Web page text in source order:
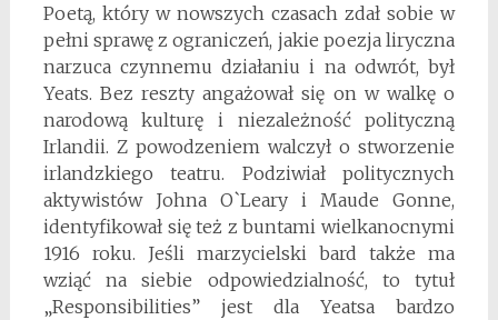
Poetą, który w nowszych czasach zdał sobie w
pełni sprawę z ograniczeń, jakie poezja liryczna
narzuca czynnemu działaniu i na odwrót, był
Yeats. Bez reszty angażował się on w walkę o
narodową kulturę i niezależność polityczną
Irlandii. Z powodzeniem walczył o stworzenie
irlandzkiego teatru. Podziwiał politycznych
aktywistów Johna O`Leary i Maude Gonne,
identyfikował się też z buntami wielkanocnymi
1916 roku. Jeśli marzycielski bard także ma
wziąć na siebie odpowiedzialność, to tytuł
„Responsibilities” jest dla Yeatsa bardzo